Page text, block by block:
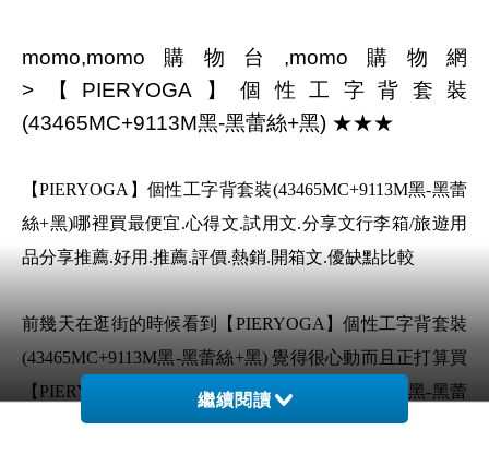
momo,momo購物台,momo購物網
>【PIERYOGA】個性工字背套裝
(43465MC+9113M黑-黑蕾絲+黑) ★★★
【PIERYOGA】個性工字背套裝(43465MC+9113M黑-黑蕾
絲+黑)哪裡買最便宜.心得文.試用文.分享文行李箱/旅遊用
品分享推薦.好用.推薦.評價.熱銷.開箱文.優缺點比較
前幾天在逛街的時候看到【PIERYOGA】個性工字背套裝
(43465MC+9113M黑-黑蕾絲+黑) 覺得很心動而且正打算買
【PIERYOGA】個性工字背套裝(43465MC+9113M黑-黑蕾
繼續閱讀